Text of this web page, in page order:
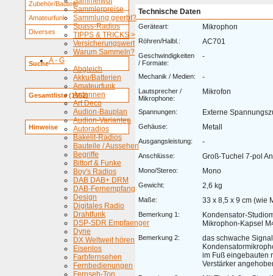
Sammlerpreise
Sammlung geerbt?
Spass-Radios
TIPPS & TRICKS >
Versicherungswert
Warum Sammeln?
A - G
Abgleich
Akku/Batterien
Amateurfunk
Antennen
Art Deco
Audion-Bauplan
Audion-Varianten
Autoradios
Bakelit-Radios
Bauteile / Aussehen
Begriffe
Bittorf & Funke
Boy's Radios
DAB DAB+ DRM
DAB-Fernempfang
Design
Digitales Radio
Drahtfunk
DSP-SDR Empfaenger
Dyne
DX Weltweit hören
Eisenlos
Farbfernsehen
Fernbedienungen
Fernseh-Ton
Zubehör/Bauteile
Amateurfunk
Diverses
Suche
Gesamtliste (1652)
Hinweise
Technische Daten
Geräteart: Mikrophon
Röhren/Halbl.: AC701
Geschwindigkeiten
/ Formate:
-
Mechanik / Medien: -
Lautsprecher /
Mikrophone:
Mikrofon
Spannungen: Externe
Gehäuse: Metall
Ausgangsleistung: -
Anschlüsse: Groß-Tuchel 7-pol
Mono/Stereo: Mono
Gewicht: 2,6 kg
Maße: 33 x 8,5 x 9 cm (wie
Bemerkung 1:
Kondensator-
Mikrophon-Kapsel
Bemerkung 2:
das schwache
im Fuß eingebauten
Verstärker